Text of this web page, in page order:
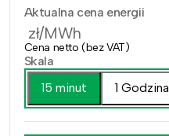
Aktualna cena energii
zł/MWh
Cena netto (bez VAT)
Skala
15 minut
1 Godzina